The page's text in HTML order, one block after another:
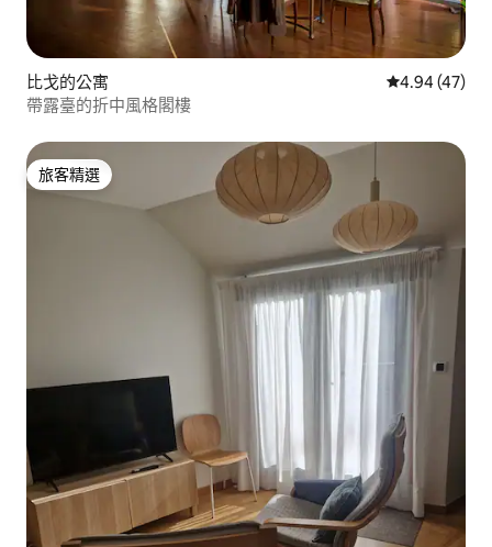
比戈的公寓 從 47 則評價
4.94 (47)
帶露臺的折中風格閣樓
旅客精選
旅客精選